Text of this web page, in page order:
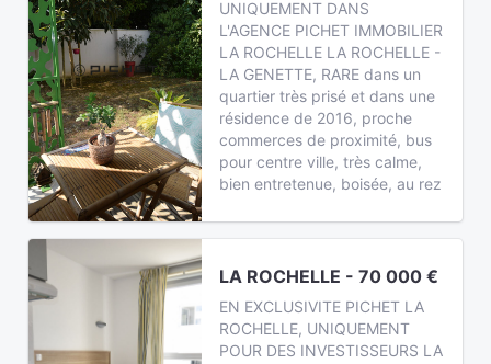
UNIQUEMENT DANS
L'AGENCE PICHET IMMOBILIER
LA ROCHELLE LA ROCHELLE -
LA GENETTE, RARE dans un
quartier très prisé et dans une
résidence de 2016, proche
commerces de proximité, bus
pour centre ville, très calme,
bien entretenue, boisée, au rez
LA ROCHELLE - 70 000 €
EN EXCLUSIVITE PICHET LA
ROCHELLE, UNIQUEMENT
POUR DES INVESTISSEURS LA